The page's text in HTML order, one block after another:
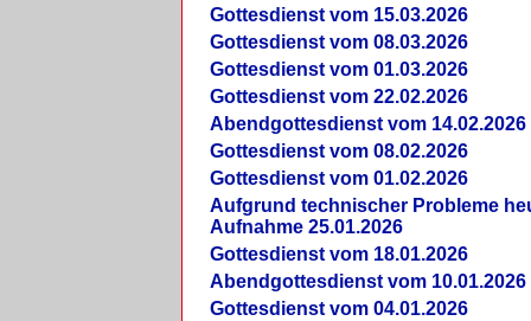
Gottesdienst vom 15.03.2026
Gottesdienst vom 08.03.2026
Gottesdienst vom 01.03.2026
Gottesdienst vom 22.02.2026
Abendgottesdienst vom 14.02.2026
Gottesdienst vom 08.02.2026
Gottesdienst vom 01.02.2026
Aufgrund technischer Probleme
Aufnahme 25.01.2026
Gottesdienst vom 18.01.2026
Abendgottesdienst vom 10.01.2026
Gottesdienst vom 04.01.2026